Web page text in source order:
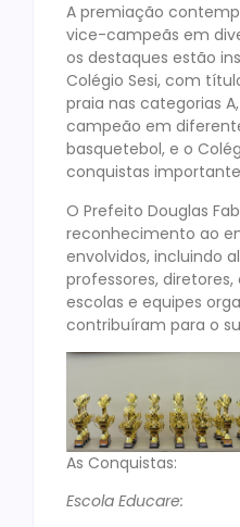
A premiação
vice-campeãs em
os destaques estão
Colégio Sesi, com
praia nas categorias
campeão em
basquetebol, e o
conquistas
O Prefeito Douglas
reconhecimento ao
envolvidos, incluindo
professores,
escolas e equipes
contribuíram para o
As Conquistas:
Escola Educare: